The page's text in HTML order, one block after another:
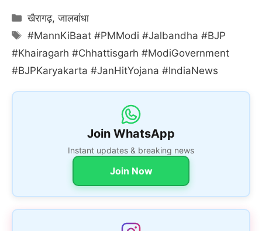
Categories
खैरागढ़,जालबांधा
Tags
#MannKiBaat #PMModi #Jalbandha #BJP
#Khairagarh #Chhattisgarh #ModiGovernment
#BJPKaryakarta #JanHitYojana #IndiaNews
Join WhatsApp
Instant updates & breaking news
Join Now